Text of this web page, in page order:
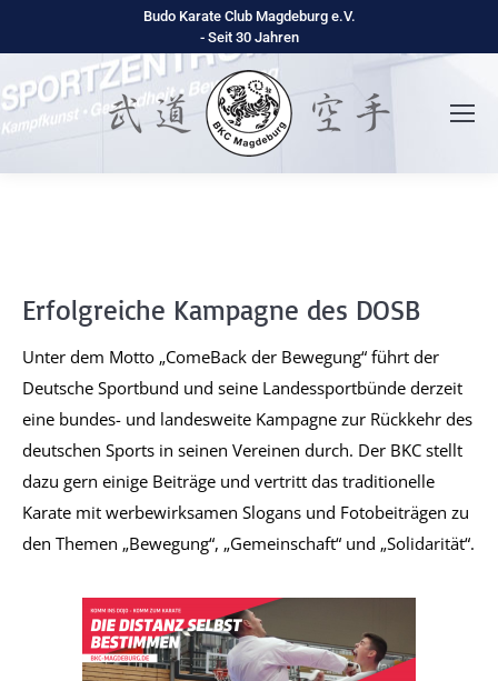
Budo Karate Club Magdeburg e.V.
- Seit 30 Jahren
Erfolgreiche Kampagne des DOSB
Unter dem Motto „ComeBack der Bewegung“ führt der
Deutsche Sportbund und seine Landessportbünde derzeit
eine bundes- und landesweite Kampagne zur Rückkehr des
deutschen Sports in seinen Vereinen durch. Der BKC stellt
dazu gern einige Beiträge und vertritt das traditionelle
Karate mit werbewirksamen Slogans und Fotobeiträgen zu
den Themen „Bewegung“, „Gemeinschaft“ und „Solidarität“.